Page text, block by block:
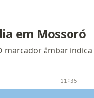
em Mossoró
marcador âmbar
11:35